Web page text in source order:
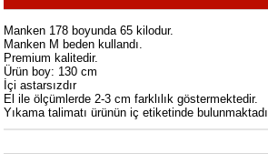
Manken 178 boyunda 65 kilodur.
Manken M beden kullandı.
Premium kalitedir.
Ürün boy: 130 cm
İçi astarsızdır
El ile ölçümlerde 2-3 cm farklılık göstermektedir.
Yıkama talimatı ürünün iç etiketinde bulunmaktadı